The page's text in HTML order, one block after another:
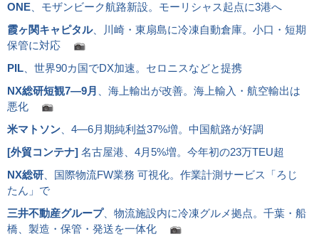
ONE 、モザンビーク航路新設。モーリシャス起点に3港へ
霞ヶ関キャピタル、川崎・東扇島に冷凍自動倉庫。小口・短期
保管に対応
PIL 、世界90カ国でDX加速。セロニスなどと提携
NX総研短観7―9月
、海上輸出が改善。海上輸入・航空輸出は
悪化
米マトソン 、4―6月期純利益37%増。中国航路が好調
[外貿コンテナ] 名古屋港、4月5%増。今年初の23万TEU超
NX総研 、国際物流FW業務 可視化。作業計測サービス「ろじ
たん」で
三井不動産グループ、物流施設内に冷凍グルメ拠点。千葉・船
橋、製造・保管・発送を一体化